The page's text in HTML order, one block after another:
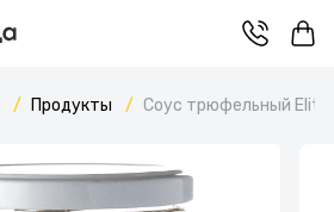
Продукты Cоус трюфельный Elite